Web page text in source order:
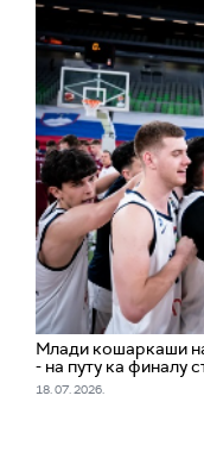
Млади кошаркаши
- на путу ка финалу
18. 07. 2026.